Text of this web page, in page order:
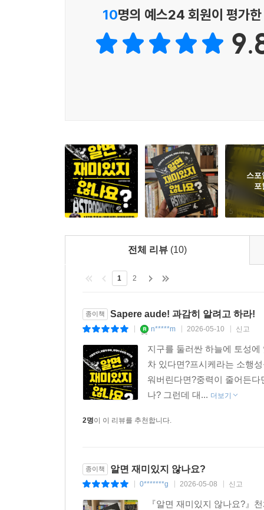
이 책이 가진 또 하나의 특징은 정교하고 정확한
머릿속에서 탄생한 특별하고 독특한 우주다. 이
이 책은 총 세 부분으로 구성되어 있으며, 우주에
전달한다. PART 1. ‘우주적 스케일로 사고 치기’
태양계가 어떻게 바뀌는지 관찰하는 등 지구 바
PART 2. ‘기묘한 지구에서 살아남기’의 주요
얼어붙는지, 달이 없어지면 지구 자전축이 어떻
중력이 10퍼센트 줄어들면 건물과 바다와 대기
검증해본다. 이 질문들은 우리가 당연하게 여기는
재판정에서 ‘그래도 지구는 돈다’고 정말 말했
진보는 교과서처럼 깔끔하게 이루어지지 않았
있다.
일어나지 않을 일이라도, 그 답 또한 쓸모가 없더
만나게 될 것이다.
10명의 예스24 회원이 평가
스포
포
5
전체 리뷰 (10)
1 2
종이책 Sapere aude! 과감히 알려고 하라!
n*****m 2026-05-10 신고
지구를 둘러싼 하늘에 토성에
차 있다면?프시케라는 소행
워버린다면?중력이 줄어든
나? 그런데 대... 더보기
2명이 이 리뷰를 추천합니다.
종이책 알면 재미있지 않나요?
0*******g 2026-05-08 신고
『알면 재미있지 않나요?』